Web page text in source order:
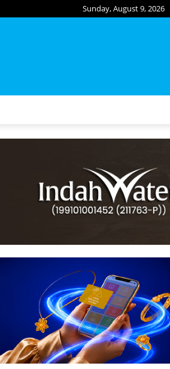
Sunday, August 9, 2026